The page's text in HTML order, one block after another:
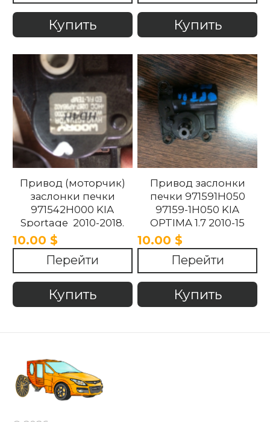
Купить Купить
Привод (моторчик)
заслонки печки
971542H000 KIA
Sportage 2010-2018.
10.00 $
Перейти
Купить
Привод заслонки
печки 971591H050
97159-1H050 KIA
OPTIMA 1.7 2010-15
10.00 $
Перейти
Купить